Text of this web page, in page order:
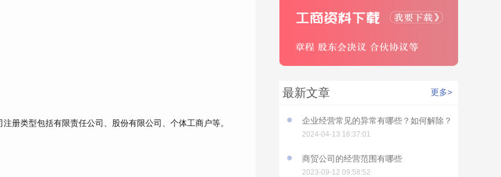
最新文章 更多>
企业经营常见的异常有哪些？如何解除？
2024-04-13 16:37:01
商贸公司的经营范围有哪些
2023-09-12 09:58:52
类型包括有限责任公司、股份有限公司、个体工商户等。